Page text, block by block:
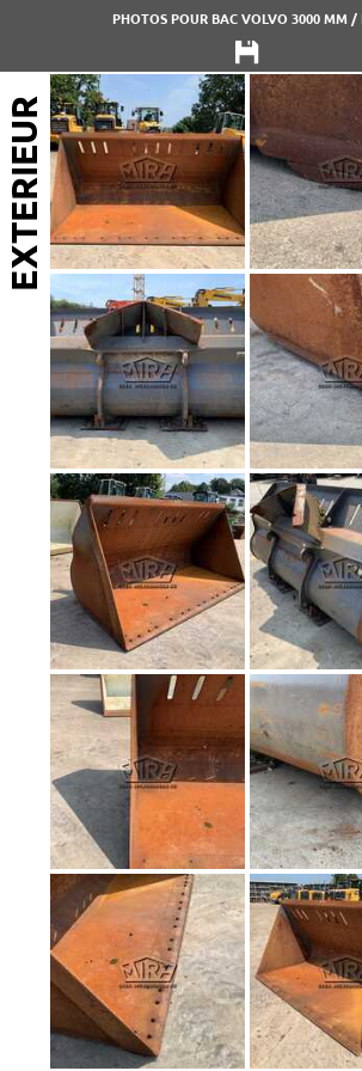
PHOTOS POUR BAC VOLVO 3000 MM /
EXTERIEUR